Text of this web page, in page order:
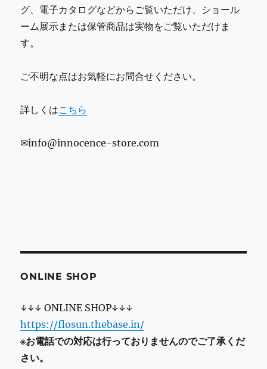
グ、電子カタログなどからご覧いただけ、ショール
ーム展示または保管商品は実物をご覧いただけま
す。
ご不明な点はお気軽にお問合せください。
詳しくはこちら
✉info@innocence-store.com
ONLINE SHOP
↓↓↓ ONLINE SHOP↓↓↓
https://flosun.thebase.in/
※お電話での対応は行っておりませんのでご了承くだ
さい。